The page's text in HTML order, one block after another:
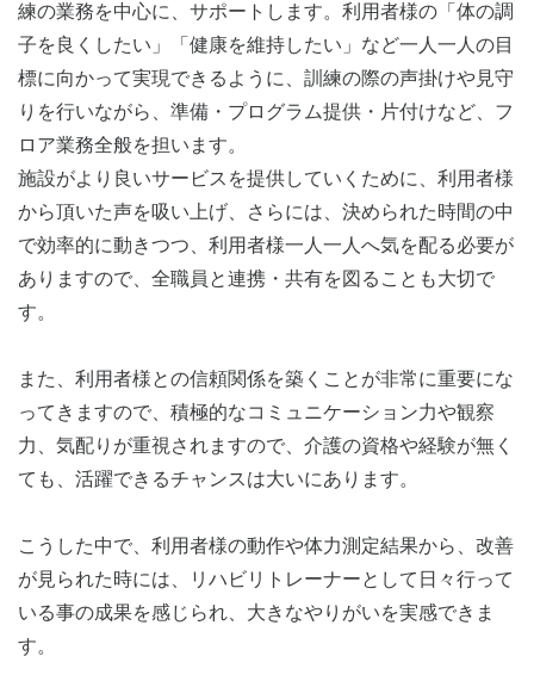
練の業務を中心に、サポートします。利用者様の「体の調
子を良くしたい」「健康を維持したい」など一人一人の目
標に向かって実現できるように、訓練の際の声掛けや見守
りを行いながら、準備・プログラム提供・片付けなど、フ
ロア業務全般を担います。
施設がより良いサービスを提供していくために、利用者様
から頂いた声を吸い上げ、さらには、決められた時間の中
で効率的に動きつつ、利用者様一人一人へ気を配る必要が
ありますので、全職員と連携・共有を図ることも大切で
す。
また、利用者様との信頼関係を築くことが非常に重要にな
ってきますので、積極的なコミュニケーション力や観察
力、気配りが重視されますので、介護の資格や経験が無く
ても、活躍できるチャンスは大いにあります。
こうした中で、利用者様の動作や体力測定結果から、改善
が見られた時には、リハビリトレーナーとして日々行って
いる事の成果を感じられ、大きなやりがいを実感できま
す。